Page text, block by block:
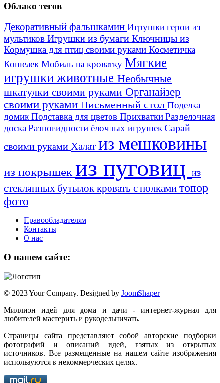
Облако тегов
Декоративный фальшкамин Игрушки герои из
мультиков Игрушки из бумаги Ключницы из
Кормушка для птиц своими руками Косметичка
КошелекМобиль на кроватку Мягкие
игрушки животные Необычные
шкатулки своими руками Органайзер
своими руками Письменный стол Поделка
домикПодставка для цветов Прихватки Разделочная
доска Разновидности ёлочных игрушекСарай
своими руками Халат из мешковины
из покрышек из пуговиц из
стеклянных бутылоккровать с полками топор
фото
Правообладателям
Контакты
О нас
О нашем сайте:
© 2023 Your Company. Designed by JoomShaper
Миллион идей для дома и дачи - интернет-журнал для
любителей мастерить и рукодельничать.
Страницы сайта представляют собой авторские подборки
фотографий и описаний идей, взятых из открытых
источников. Все размещенные на нашем сайте изображения
используются в некоммерческих целях.